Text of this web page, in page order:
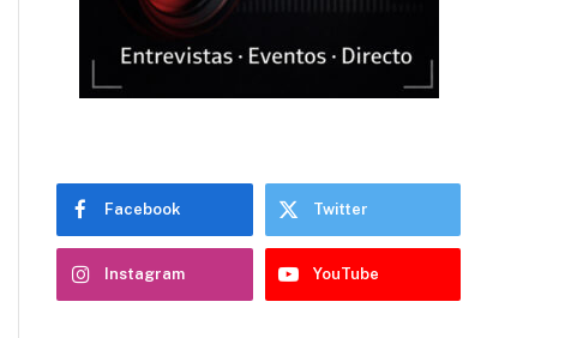
Facebook Twitter
Instagram YouTube